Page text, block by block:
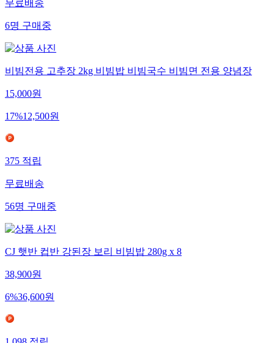
무료배송
6명구매중
비빔전용 고추장 2kg 비빔밥 비빔국수 비빔면 전용 양념장
15,000원
17%12,500원
375적립
무료배송
56명구매중
CJ 햇반 컵반 강된장 보리 비빔밥 280g x 8
38,900원
6%36,600원